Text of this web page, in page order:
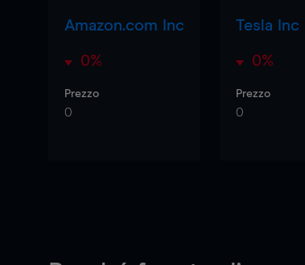
Amazon.com Inc
0%
Prezzo
0
Tesla Inc
0%
Prezzo
0